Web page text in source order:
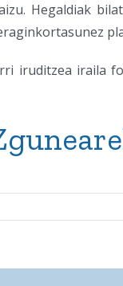
Hegaldiak
iruditzea iraila